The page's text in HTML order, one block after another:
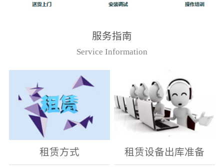
服务指南
Service Information
租赁方式 租赁设备出库准备